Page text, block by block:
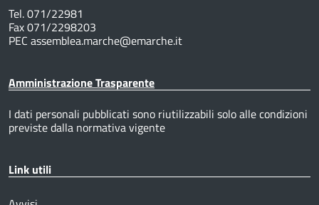
Tel. 071/22981
Fax 071/2298203
PEC assemblea.marche@emarche.it
Amministrazione Trasparente
I dati personali pubblicati sono riutilizzabili solo alle condizioni
previste dalla normativa vigente
Link utili